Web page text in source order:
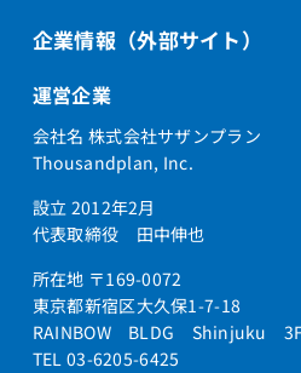
企業情報（外部サイト）
運営企業
会社名 株式会社サザンプラン
Thousandplan, Inc.
設立 2012年2月
代表取締役 田中伸也
所在地 〒169-0072
東京都新宿区大久保1-7-18
RAINBOW BLDG Shinjuku
TEL 03-6205-6425